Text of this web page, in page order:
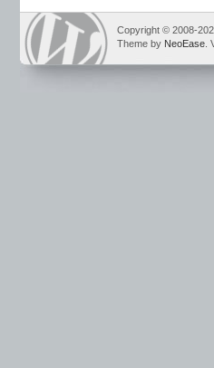
Copyright © 2008-
Theme by NeoEase .